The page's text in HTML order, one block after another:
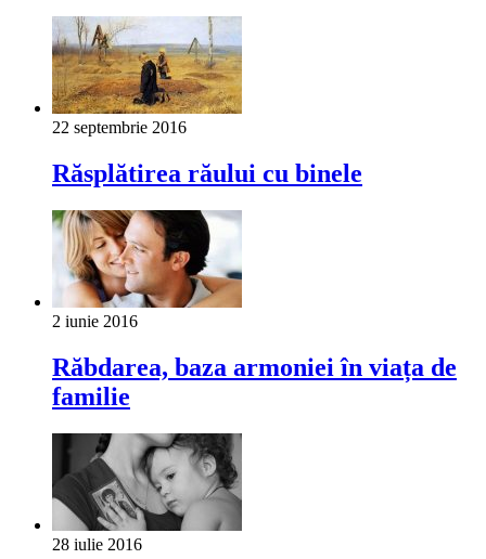
22 septembrie 2016
Răsplătirea răului cu binele
2 iunie 2016
Răbdarea, baza armoniei în viața de
familie
28 iulie 2016